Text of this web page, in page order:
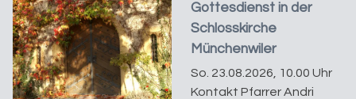
Gottesdienst in der
Schlosskirche
Münchenwiler
So. 23.08.2026, 10.00 Uhr
Kontakt Pfarrer Andri